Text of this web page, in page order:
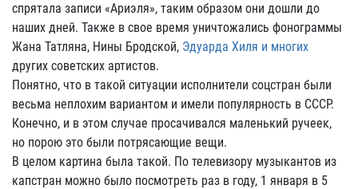
спрятала записи «Ариэля», таким образом они дошли до
наших дней. Также в свое время уничтожались фонограммы
Жана Татляна, Нины Бродской, Эдуарда Хиля и многих
других советских артистов.
Понятно, что в такой ситуации исполнители соцстран были
весьма неплохим вариантом и имели популярность в СССР.
Конечно, и в этом случае просачивался маленький ручеек,
но порою это были потрясающие вещи.
В целом картина была такой. По телевизору музыкантов из
капстран можно было посмотреть раз в году, 1 января в 5